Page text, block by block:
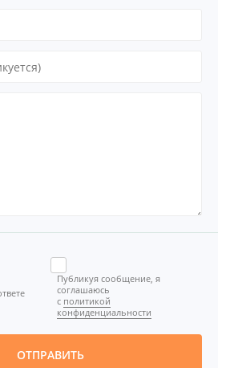
Публикуя сообщение, я
соглашаюсь
с политикой
конфиденциальности
ОТПРАВИТЬ